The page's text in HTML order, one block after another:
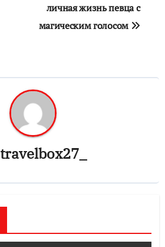
личная жизнь певца с
магическим голосом
travelbox27_